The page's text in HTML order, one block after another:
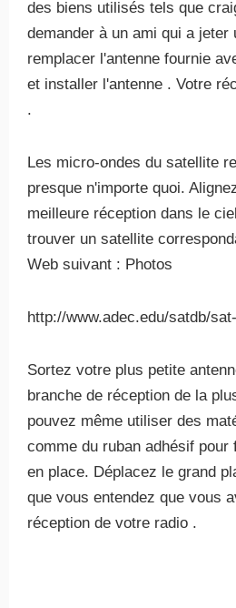
des biens utilisés tels que
demander à un ami qui a jeter
remplacer l'antenne fournie
et installer l'antenne . Votre
.
Les micro-ondes du satellite
presque n'importe quoi.
meilleure réception dans le
trouver un satellite
Web suivant : Photos
http://www.adec.edu/satdb/
Sortez votre plus petite
branche de réception de la
pouvez même utiliser des
comme du ruban adhésif
en place. Déplacez le grand
que vous entendez que vous
réception de votre radio .